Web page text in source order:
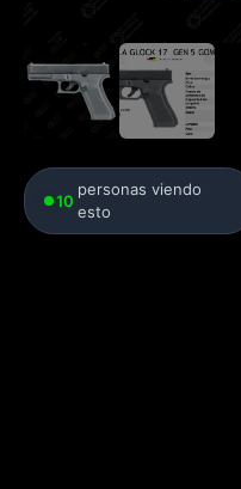
10
personas viendo
esto